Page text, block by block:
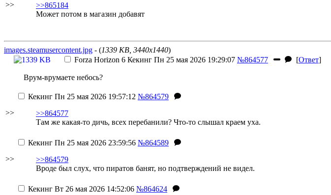
>>
>>865184
Может потом в магазин добавят
images.steamusercontent.jpg - (1339 KB, 3440x1440)
Forza Horizon 6 Кекинг Пн 25 мая 2026 19:29:07 №864577 [Ответ]
Врум-врумаете небось?
>>
Кекинг Пн 25 мая 2026 19:57:12 №864579
>>864577
Там же какая-то дичь, всех перебанили? Что-то слышал краем уха.
>>
Кекинг Пн 25 мая 2026 23:59:56 №864589
>>864579
Вроде был слух, что пиратов банят, но подтверждений не видел.
Кекинг Вт 26 мая 2026 14:52:06 №864624